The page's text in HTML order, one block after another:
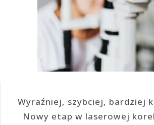
Wyraźniej, szybciej, bardziej
Nowy etap w laserowej